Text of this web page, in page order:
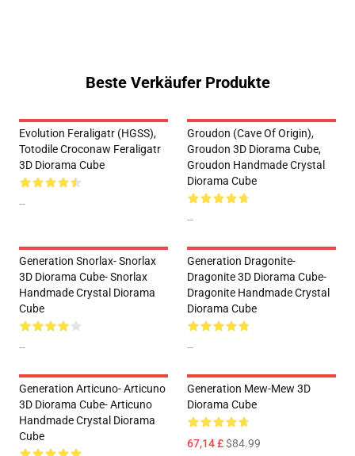
Beste Verkäufer Produkte
Evolution Feraligatr (HGSS),
Totodile Croconaw Feraligatr
3D Diorama Cube
--
Groudon (Cave Of Origin),
Groudon 3D Diorama Cube,
Groudon Handmade Crystal
Diorama Cube
--
Generation Snorlax- Snorlax
3D Diorama Cube- Snorlax
Handmade Crystal Diorama
Cube
--
Generation Dragonite-
Dragonite 3D Diorama Cube-
Dragonite Handmade Crystal
Diorama Cube
--
Generation Articuno- Articuno
3D Diorama Cube- Articuno
Handmade Crystal Diorama
Cube
Generation Mew-Mew 3D
Diorama Cube
67,14 £$84.99